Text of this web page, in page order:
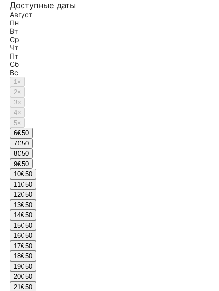
Доступные даты
Август
Пн
Вт
Ср
Чт
Пт
Сб
Вс
1×
2×
3×
4×
5×
6€ 50
7€ 50
8€ 50
9€ 50
10€ 50
11€ 50
12€ 50
13€ 50
14€ 50
15€ 50
16€ 50
17€ 50
18€ 50
19€ 50
20€ 50
21€ 50